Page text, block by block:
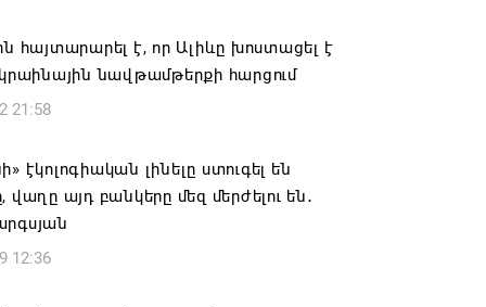
Բելառուսին պակասում է այն
համակարգը, որը կար խորհրդային
17:16
զորքերի
հայտարարել է, որ Ալիևը խոստացել է
նավթամթերքի հարցում
21:58
էկոլոգիական լինելը ստուգել են
վաղը այդ բանկերը մեզ մերժելու են․
12:36